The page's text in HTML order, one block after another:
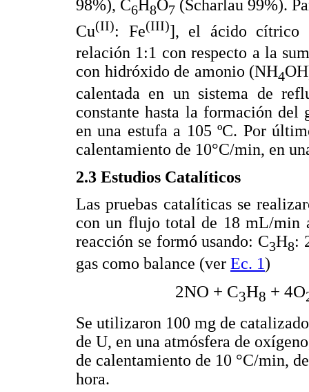
98%), C6 H8O7 (Scharlau 99%).
Cu(II): Fe(III)], el ácido cítrico
relación 1:1 con respecto a la
con hidróxido de amonio (NH4
calentada en un sistema de
constante hasta la formación del
en una estufa a 105 ºC. Por
calentamiento de 10°C/min, en
2.3 Estudios Catalíticos
Las pruebas catalíticas se
con un flujo total de 18 mL/min
reacción se formó usando: C3H8:
gas como balance (ver Ec. 1)
2NO + C3H8 + 4O
Se utilizaron 100 mg de
de U, en una atmósfera de
de calentamiento de 10 °C/min,
hora.